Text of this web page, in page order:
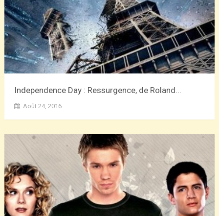
Independence Day : Ressurgence, de Roland...
Août 24, 2016